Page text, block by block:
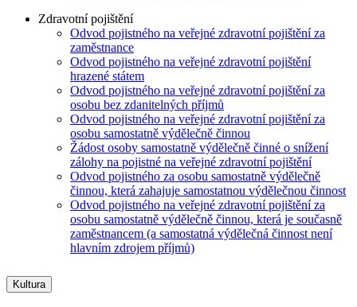
Zdravotní pojištění
Odvod pojistného na veřejné zdravotní pojištění za
zaměstnance
Odvod pojistného na veřejné zdravotní pojištění
hrazené státem
Odvod pojistného na veřejné zdravotní pojištění za
osobu bez zdanitelných příjmů
Odvod pojistného na veřejné zdravotní pojištění za
osobu samostatně výdělečně činnou
Žádost osoby samostatně výdělečně činné o snížení
zálohy na pojistné na veřejné zdravotní pojištění
Odvod pojistného za osobu samostatně výdělečně
činnou, která zahajuje samostatnou výdělečnou činnost
Odvod pojistného na veřejné zdravotní pojištění za
osobu samostatně výdělečně činnou, která je současně
zaměstnancem (a samostatná výdělečná činnost není
hlavním zdrojem příjmů)
Kultura